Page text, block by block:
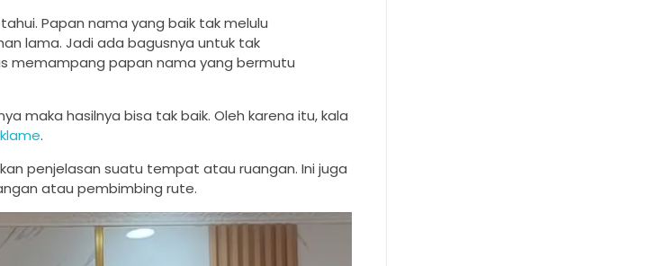
Papan nama yang baik tak melulu
lama. Jadi ada bagusnya untuk tak
memampang papan nama yang bermutu
maka hasilnya bisa tak baik. Oleh karena itu, kala
.
penjelasan suatu tempat atau ruangan. Ini juga
atau pembimbing rute.